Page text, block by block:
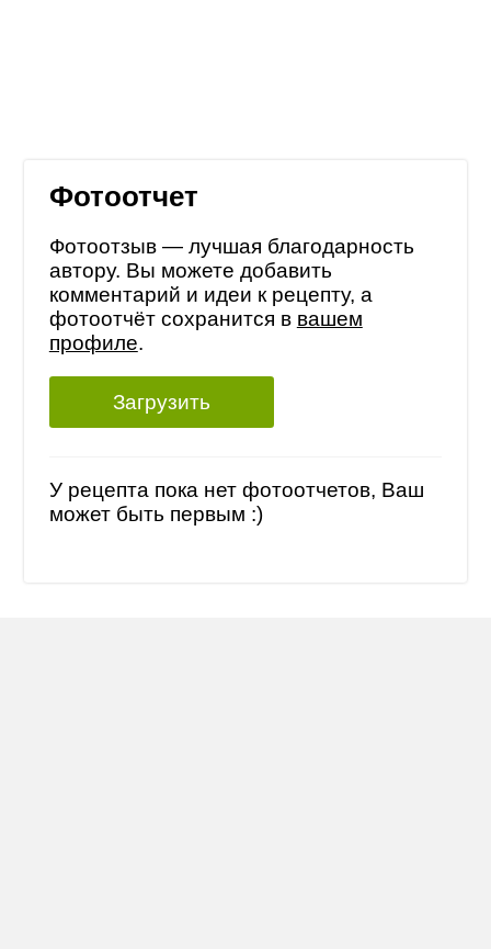
Фотоотчет
Фотоотзыв — лучшая благодарность
автору. Вы можете добавить
комментарий и идеи к рецепту, а
фотоотчёт сохранится в вашем
профиле.
Загрузить
У рецепта пока нет фотоотчетов, Ваш
может быть первым :)